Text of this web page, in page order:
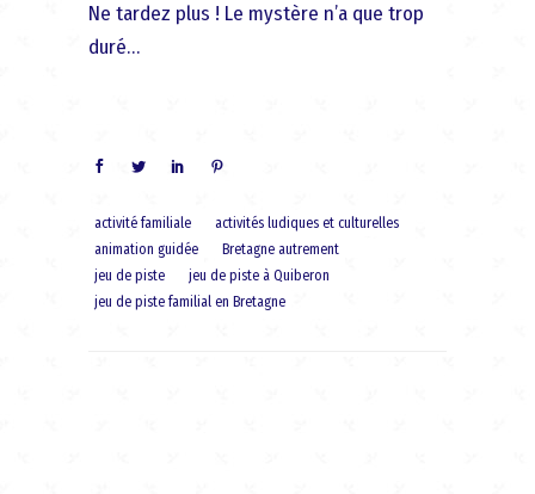
Ne tardez plus ! Le mystère n’a que trop
duré…
activité familiale
activités ludiques et culturelles
animation guidée
Bretagne autrement
jeu de piste
jeu de piste à Quiberon
jeu de piste familial en Bretagne